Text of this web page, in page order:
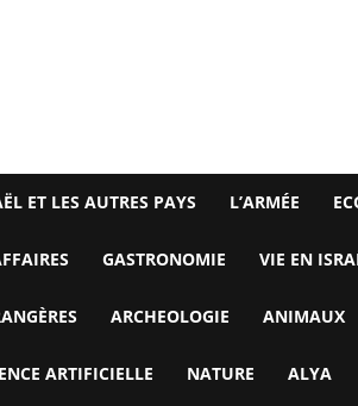
ET LES AUTRES PAYS L’ARMÉE
GASTRONOMIE VIE EN
ARCHEOLOGIE ANIMAUX
ARTIFICIELLE NATURE ALYA